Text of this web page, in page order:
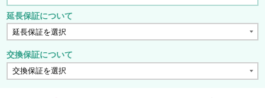
延長保証について
交換保証について